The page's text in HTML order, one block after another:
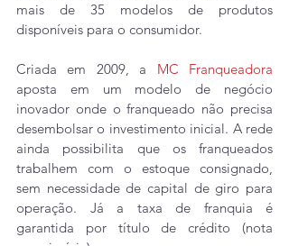
mais de 35 modelos de produtos
disponíveis para o consumidor.
Criada em 2009, a MC Franqueadora
aposta em um modelo de negócio
inovador onde o franqueado não precisa
desembolsar o investimento inicial. A rede
ainda possibilita que os franqueados
trabalhem com o estoque consignado,
sem necessidade de capital de giro para
operação. Já a taxa de franquia é
garantida por título de crédito (nota